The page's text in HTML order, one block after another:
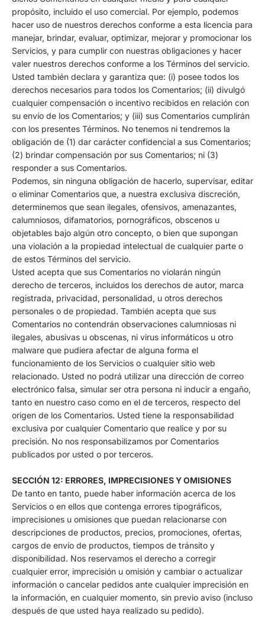
propósito, incluido el uso comercial. Por ejemplo, podemos
hacer uso de nuestros derechos conforme a esta licencia para
manejar, brindar, evaluar, optimizar, mejorar y promocionar los
Servicios, y para cumplir con nuestras obligaciones y hacer
valer nuestros derechos conforme a los Términos del servicio.
Usted también declara y garantiza que: (i) posee todos los
derechos necesarios para todos los Comentarios; (ii) divulgó
cualquier compensación o incentivo recibidos en relación con
su envío de los Comentarios; y (iii) sus Comentarios cumplirán
con los presentes Términos. No tenemos ni tendremos la
obligación de (1) dar carácter confidencial a sus Comentarios;
(2) brindar compensación por sus Comentarios; ni (3)
responder a sus Comentarios.
Podemos, sin ninguna obligación de hacerlo, supervisar, editar
o eliminar Comentarios que, a nuestra exclusiva discreción,
determinemos que sean ilegales, ofensivos, amenazantes,
calumniosos, difamatorios, pornográficos, obscenos u
objetables bajo algún otro concepto, o bien que supongan
una violación a la propiedad intelectual de cualquier parte o
de estos Términos del servicio.
Usted acepta que sus Comentarios no violarán ningún
derecho de terceros, incluidos los derechos de autor, marca
registrada, privacidad, personalidad, u otros derechos
personales o de propiedad. También acepta que sus
Comentarios no contendrán observaciones calumniosas ni
ilegales, abusivas u obscenas, ni virus informáticos u otro
malware que pudiera afectar de alguna forma el
funcionamiento de los Servicios o cualquier sitio web
relacionado. Usted no podrá utilizar una dirección de correo
electrónico falsa, simular ser otra persona ni inducir a engaño,
tanto en nuestro caso como en el de terceros, respecto del
origen de los Comentarios. Usted tiene la responsabilidad
exclusiva por cualquier Comentario que realice y por su
precisión. No nos responsabilizamos por Comentarios
publicados por usted o por terceros.
SECCIÓN 12: ERRORES, IMPRECISIONES Y OMISIONES
De tanto en tanto, puede haber información acerca de los
Servicios o en ellos que contenga errores tipográficos,
imprecisiones u omisiones que puedan relacionarse con
descripciones de productos, precios, promociones, ofertas,
cargos de envío de productos, tiempos de tránsito y
disponibilidad. Nos reservamos el derecho a corregir
cualquier error, imprecisión u omisión y cambiar o actualizar
información o cancelar pedidos ante cualquier imprecisión en
la información, en cualquier momento, sin previo aviso (incluso
después de que usted haya realizado su pedido).